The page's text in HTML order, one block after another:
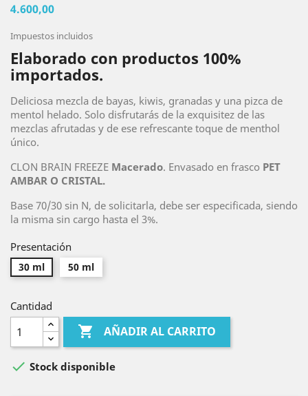
4.600,00
Impuestos incluidos
Elaborado con productos 100%
importados.
Deliciosa mezcla de bayas, kiwis, granadas y una pizca de
mentol helado. Solo disfrutarás de la exquisitez de las
mezclas afrutadas y de ese refrescante toque de menthol
único.
CLON BRAIN FREEZE Macerado. Envasado en frasco PET
AMBAR O CRISTAL.
Base 70/30 sin N, de solicitarla, debe ser especificada, siendo
la misma sin cargo hasta el 3%.
Presentación
30 ml 50 ml
Cantidad
 AÑADIR AL CARRITO
 Stock disponible